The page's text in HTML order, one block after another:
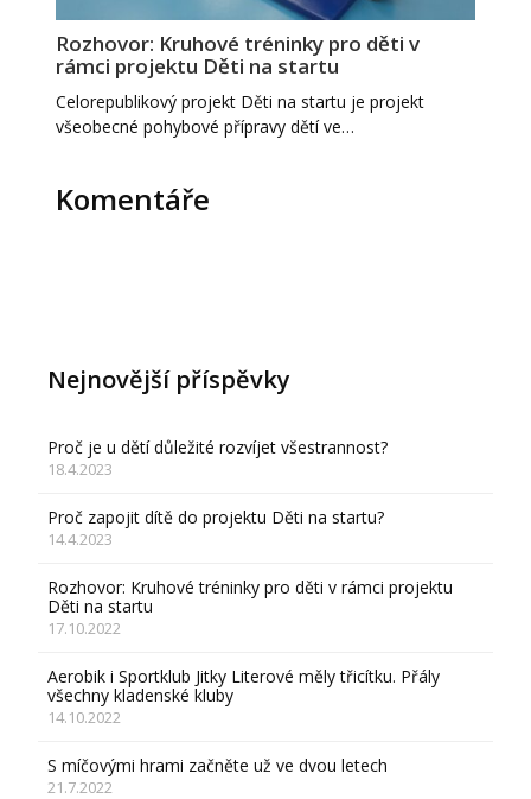
Rozhovor: Kruhové tréninky pro děti v
rámci projektu Děti na startu
Celorepublikový projekt Děti na startu je projekt
všeobecné pohybové přípravy dětí ve…
Komentáře
Nejnovější příspěvky
Proč je u dětí důležité rozvíjet všestrannost?
18.4.2023
Proč zapojit dítě do projektu Děti na startu?
14.4.2023
Rozhovor: Kruhové tréninky pro děti v rámci projektu
Děti na startu
17.10.2022
Aerobik i Sportklub Jitky Literové měly třicítku. Přály
všechny kladenské kluby
14.10.2022
S míčovými hrami začněte už ve dvou letech
21.7.2022